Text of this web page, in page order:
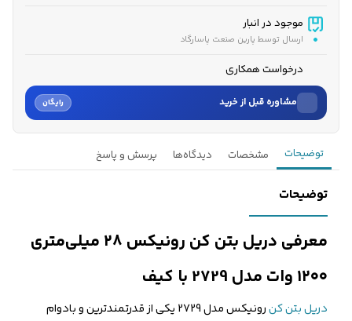
موجود در انبار
ارسال توسط پارین صنعت پاسارگاد
درخواست همکاری
مشاوره قبل از خرید رایگان
نام
تماس می‌گیرند.
ثبت درخواست مشاوره رایگان
توضیحات مشخصات دیدگاه‌ها پرسش و پاسخ
توضیحات
معرفی دریل بتن کن رونیکس ۲۸ میلی‌متری
۱۲۰۰ وات مدل 2729 با کیف
دریل بتن کن
رونیکس مدل 2729 یکی از قدرتمندترین و بادوام